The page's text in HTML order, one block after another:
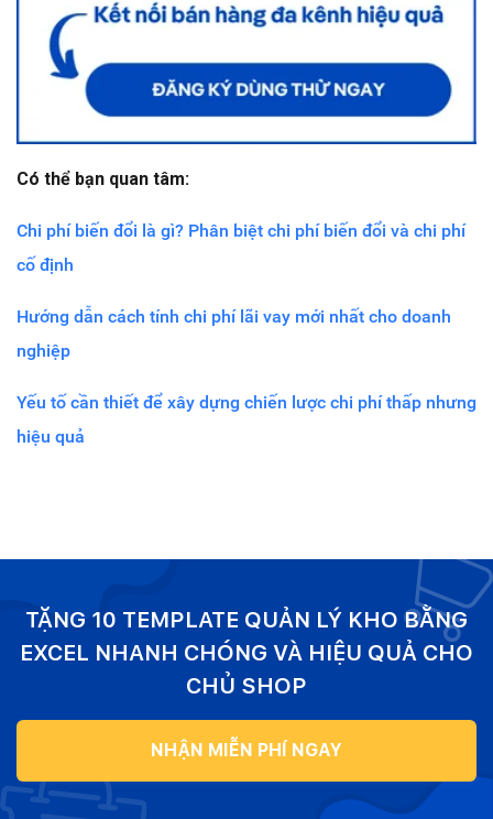
Có thể bạn quan tâm:
Chi phí biến đổi là gì? Phân biệt chi phí biến đổi và chi phí
cố định
Hướng dẫn cách tính chi phí lãi vay mới nhất cho doanh
nghiệp
Yếu tố cần thiết để xây dựng chiến lược chi phí thấp nhưng
hiệu quả
TẶNG 10 TEMPLATE QUẢN LÝ KHO BẰNG
EXCEL NHANH CHÓNG VÀ HIỆU QUẢ CHO
CHỦ SHOP
NHẬN MIỄN PHÍ NGAY